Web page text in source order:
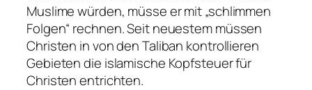
Muslime würden, müsse er mit „schlimmen
Folgen“ rechnen. Seit neuestem müssen
Christen in von den Taliban kontrollieren
Gebieten die islamische Kopfsteuer für
Christen entrichten.